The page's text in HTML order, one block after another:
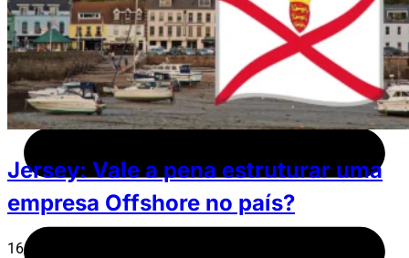
Fale Conosco
Jersey: Vale a pena estruturar uma
empresa Offshore no país?
16/04/2025